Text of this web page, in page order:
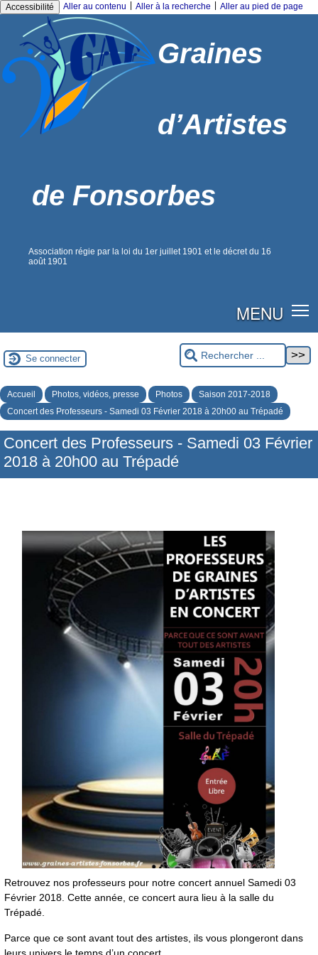
Accessibilité Aller au contenu Aller à la recherche Aller au pied de page
Graines
d’Artistes
de Fonsorbes
Association régie par la loi du 1er juillet 1901 et le décret du 16
août 1901
MENU
Se connecter
Accueil Photos, vidéos, presse Photos
Saison 2017-2018
Concert des Professeurs - Samedi 03 Février 2018 à 20h00 au Trépadé
Concert des Professeurs - Samedi 03 Février
2018 à 20h00 au Trépadé
Retrouvez nos professeurs pour notre concert annuel Samedi 03
Février 2018. Cette année, ce concert aura lieu à la salle du
Trépadé.
Parce que ce sont avant tout des artistes, ils vous plongeront dans